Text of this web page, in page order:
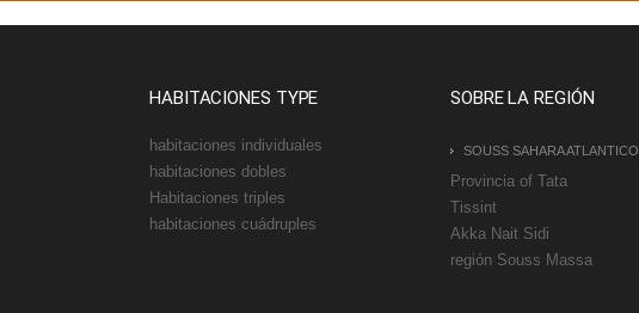
HABITACIONES TYPE
habitaciones individuales
habitaciones dobles
Habitaciones triples
habitaciones cuádruples
SOBRE LA REGIÓN
SOUSS SAHARA ATLANTICO
Provincia of Tata
Tissint
Akka Nait Sidi
región Souss Massa